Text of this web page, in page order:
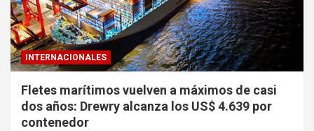
INTERNACIONALES
Fletes marítimos vuelven a máximos de casi
dos años: Drewry alcanza los US$ 4.639 por
contenedor